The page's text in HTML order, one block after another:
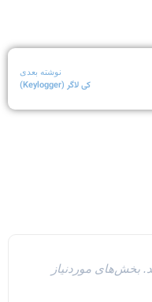
نوشته بعدی
کی لاگر (Keylogger)
بخش‌های موردنیاز